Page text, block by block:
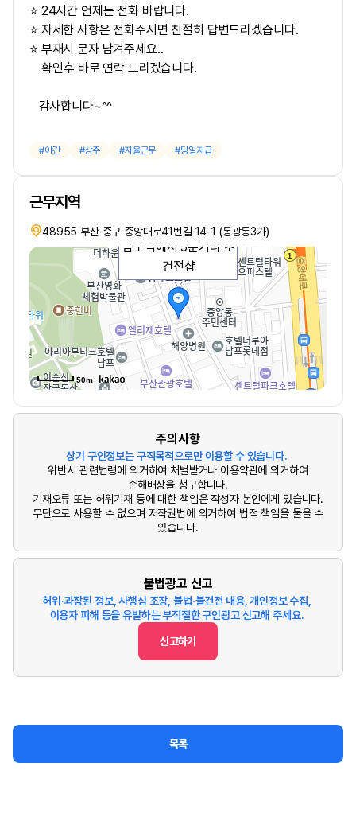
⭐ 24시간 언제든 전화 바랍니다.
⭐ 자세한 사항은 전화주시면 친절히 답변드리겠습니다.
⭐ 부재시 문자 남겨주세요..
확인후 바로 연락 드리겠습니다.
감사합니다~^^
야간 상주 자율근무 당일지급
근무지역
48955 부산 중구 중앙대로41번길 14-1 (동광동3가)
남포역에서 5분거리 초
건전샵
50m
주의사항
상기 구인정보는 구직목적으로만 이용할 수 있습니다.
위반시 관련법령에 의거하여 처벌받거나 이용약관에 의거하여
손해배상을 청구합니다.
기재오류 또는 허위기재 등에 대한 책임은 작성자 본인에게 있습니다.
무단으로 사용할 수 없으며 저작권법에 의거하여 법적 책임을 물을 수
있습니다.
불법광고 신고
허위·과장된 정보, 사행심 조장, 불법·불건전 내용, 개인정보 수집,
이용자 피해 등을 유발하는 부적절한 구인광고 신고해 주세요.
신고하기
목록